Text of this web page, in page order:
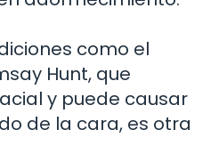
como el
Hunt, que
y puede causar
de la cara, es otra